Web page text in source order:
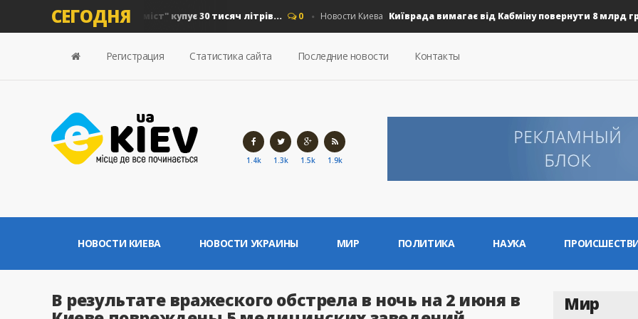
СЕГОДНЯ
дизель: "Київавтошляхміст" купує 30 тисяч літрів... 0 Новости Киева Київрада вимагає від Кабміну повернути 8 млрд грн
Регистрация Статистика сайта Последние новости Контакты
1.4k 1.3k 1.5k 1.9k
НОВОСТИ КИЕВА НОВОСТИ УКРАИНЫ МИР ПОЛИТИКА НАУКА
В результате вражеского обстрела в ночь на 2 июня в Мир